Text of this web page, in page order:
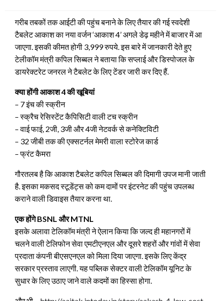
गरीब तबकों तक आईटी की पहुंच बनाने के लिए तैयार की गई स्वदेशी
टैबलेट आकाश का नया वर्जन ‘आकाश 4’ अगले डेढ़ महीने में बाजार में आ
जाएगा. इसकी कीमत होगी 3,999 रुपये. इस बारे में जानकारी देते हुए
टेलीकॉम मंत्री कपिल सिब्बल ने बताया कि सप्लाई और डिस्पोजल के
डायरेक्टरेट जनरल ने टैबलेट के लिए टेंडर जारी कर दिए हैं.
क्या होंगी आकाश 4 की खूबियां
– 7 इंच की स्क्रीन
– स्क्रैच रेसिस्टेंट कैपिसिटी वाली टच स्क्रीन
– वाई फाई, 2जी, 3जी और 4जी नेटवर्क से कनेक्टिविटी
– 32 जीबी तक की एक्सटर्नल मेमरी वाला स्टोरेज कार्ड
– फ्रंट कैमरा
गौरतलब है कि आकाश टैबलेट कपिल सिब्बल की दिमागी उपज मानी जाती
है. इसका मकसद स्टूडेंट्स को कम दामों पर इंटरनेट की पहुंच उपलब्ध
कराने वाली डिवाइस तैयार करना था.
एक होंगे BSNL और MTNL
इसके अलावा टेलिकॉम मंत्री ने ऐलान किया कि जल्द ही महानगरों में
चलने वाली टेलिफोन सेवा एमटीएनएल और दूसरे शहरों और गांवों में सेवा
प्रदाता कंपनी बीएसएनएल को मिला दिया जाएगा. इसके लिए केंद्र
सरकार प्रस्ताव लाएगी. यह पब्लिक सेक्टर वाली टेलिकॉम यूनिट के
सुधार के लिए उठाए जाने वाले कदमों का हिस्सा होगा.